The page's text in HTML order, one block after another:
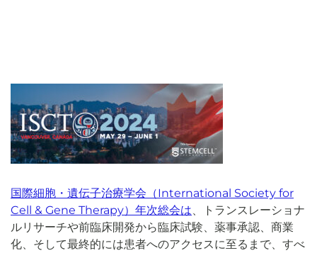
国際細胞・遺伝子治療学会（International Society for
Cell & Gene Therapy）年次総会は 、トランスレーショナ
ルリサーチや前臨床開発から臨床試験、薬事承認、商業
化、そして最終的には患者へのアクセスに至るまで、すべ